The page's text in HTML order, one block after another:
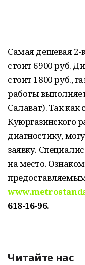
Самая дешевая 2-
стоит 6900 руб.
стоит 1800 руб.,
работы
Салават). Так
Куюргазинского
диагностику,
заявку.
на место.
618-16-96.
Читайте нас